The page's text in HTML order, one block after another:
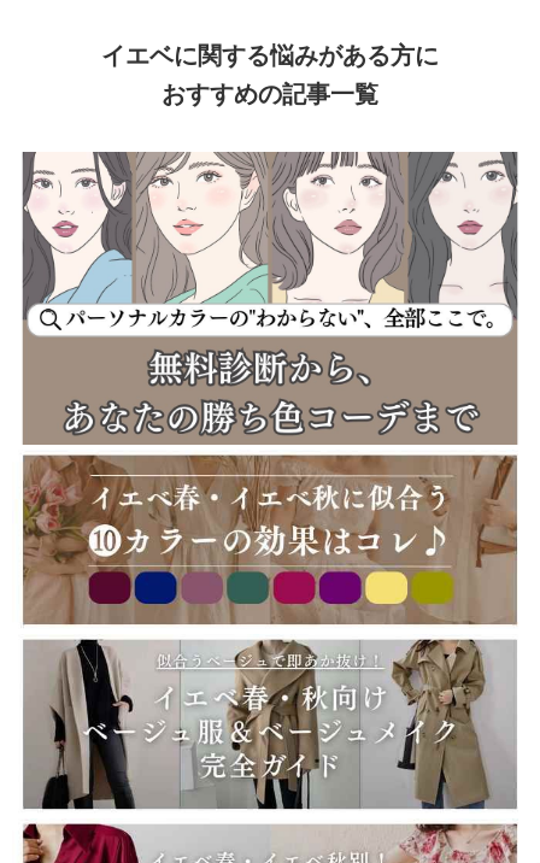
イエベに関する悩みがある方に
おすすめの記事一覧